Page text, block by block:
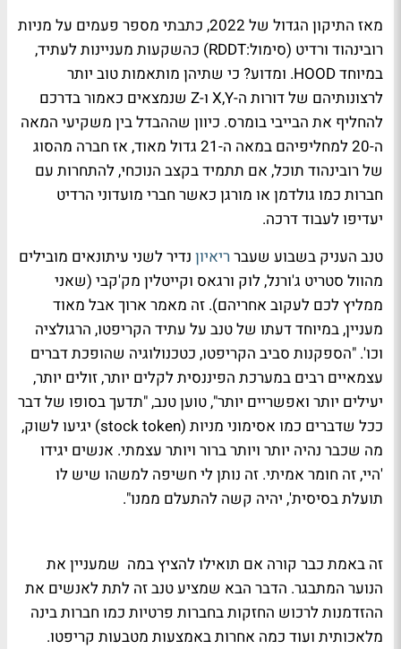
מאז התיקון הגדול של 2022, כתבתי מספר פעמים על מניות
רובינהוד ורדיט (סימול:RDDT) כהשקעות מעניינות לעתיד,
במיוחד HOOD. ומדוע? כי שתיהן מותאמות טוב יותר
לרצונותיהם של דורות ה-X,Y ו-Z שנמצאים כאמור בדרכם
להחליף את הבייבי בומרס. כיוון שההבדל בין משקיעי המאה
ה-20 למחליפיהם במאה ה-21 גדול מאוד, אז חברה מהסוג
של רובינהוד תוכל, אם תתמיד בקצב הנוכחי, להתחרות עם
חברות כמו גולדמן או מורגן כאשר חברי מועדוני הרדיט
יעדיפו לעבוד דרכה.
טנב העניק בשבוע שעבר ריאיון נדיר לשני עיתונאים מובילים
מהוול סטריט ג'ורנל, לוק ורגאס וקייטלין מק'קבי (שאני
ממליץ לכם לעקוב אחריהם). זה מאמר ארוך אבל מאוד
מעניין, במיוחד דעתו של טנב על עתיד הקריפטו, הרגולציה
וכו'. "הספקנות סביב הקריפטו, כטכנולוגיה שהופכת דברים
עצמאיים רבים במערכת הפיננסית לקלים יותר, זולים יותר,
יעילים יותר ואפשריים יותר", טוען טנב, "תדעך בסופו של דבר
ככל שדברים כמו אסימוני מניות (stock token) יגיעו לשוק,
מה שכבר נהיה יותר ויותר ברור ויותר עצמתי. אנשים יגידו
'היי, זה חומר אמיתי. זה נותן לי חשיפה למשהו שיש לו
תועלת בסיסית', יהיה קשה להתעלם ממנו".
זה באמת כבר קורה אם תואילו להציץ במה שמעניין את
הנוער המתבגר. הדבר הבא שמציע טנב זה לתת לאנשים את
ההזדמנות לרכוש החזקות בחברות פרטיות כמו חברות בינה
מלאכותית ועוד כמה אחרות באמצעות מטבעות קריפטו.